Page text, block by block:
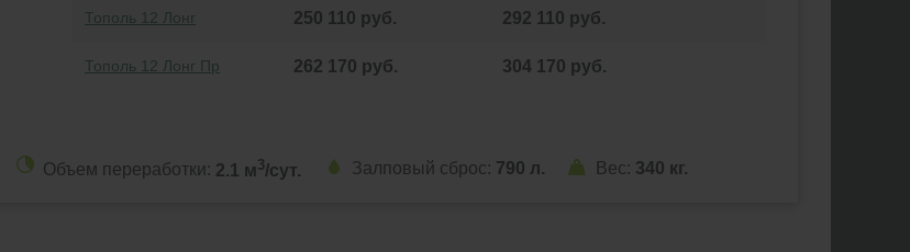
Тополь 12 Лонг 250 110 руб. 292 110 руб.
Тополь 12 Лонг Пр 262 170 руб. 304 170 руб.
Объем переработки: 2.1 м 3/сут. Залповый сброс: 790 л. Вес: 340 кг.